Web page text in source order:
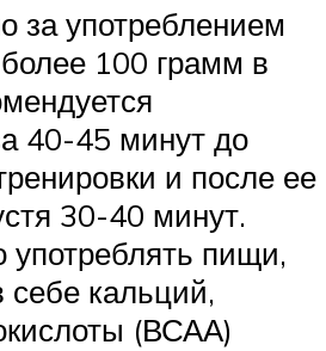
за употреблением
100 грамм в
40-45 минут до
и после ее
30-40 минут.
пищи,
кальций,
(ВСАА)